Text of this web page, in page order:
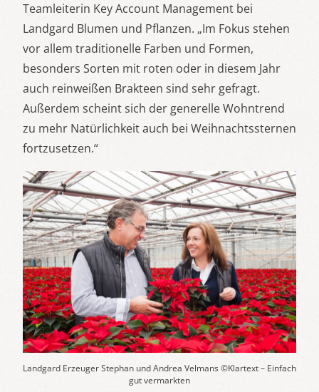
Teamleiterin Key Account Management bei
Landgard Blumen und Pflanzen. „Im Fokus stehen
vor allem traditionelle Farben und Formen,
besonders Sorten mit roten oder in diesem Jahr
auch reinweißen Brakteen sind sehr gefragt.
Außerdem scheint sich der generelle Wohntrend
zu mehr Natürlichkeit auch bei Weihnachtssternen
fortzusetzen.“
Landgard Erzeuger Stephan und Andrea Velmans ©Klartext – Einfach
gut vermarkten